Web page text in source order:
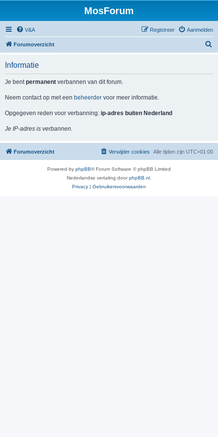
MosForum
V&A Aanmelden
Registreer
Forumoverzicht
Informatie
Je bentpermanent verbannen van dit forum.
Neem contact op met een beheerder voor meer informatie.
Opgegeven reden voor verbanning: ip-adres buiten Nederland
Je IP-adres is verbannen.
Forumoverzicht Alle tijden zijn UTC+01:00
Verwijder cookies
Powered by phpBB® Forum Software © phpBB Limited
Nederlandse vertaling doorphpBB.nl
Privacy | Gebruikersvoorwaarden